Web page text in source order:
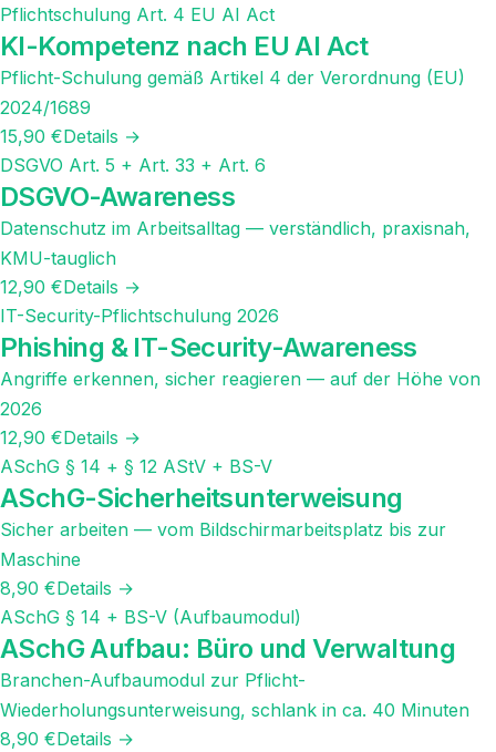
Pflichtschulung Art. 4 EU AI Act
KI-Kompetenz nach EU AI Act
Pflicht-Schulung gemäß Artikel 4 der Verordnung (EU)
2024/1689
15,90 €Details →
DSGVO Art. 5 + Art. 33 + Art. 6
DSGVO-Awareness
Datenschutz im Arbeitsalltag — verständlich, praxisnah,
KMU-tauglich
12,90 €Details →
IT-Security-Pflichtschulung 2026
Phishing & IT-Security-Awareness
Angriffe erkennen, sicher reagieren — auf der Höhe von
2026
12,90 €Details →
ASchG § 14 + § 12 AStV + BS-V
ASchG-Sicherheitsunterweisung
Sicher arbeiten — vom Bildschirmarbeitsplatz bis zur
Maschine
8,90 €Details →
ASchG § 14 + BS-V (Aufbaumodul)
ASchG Aufbau: Büro und Verwaltung
Branchen-Aufbaumodul zur Pflicht-
Wiederholungsunterweisung, schlank in ca. 40 Minuten
8,90 €Details →